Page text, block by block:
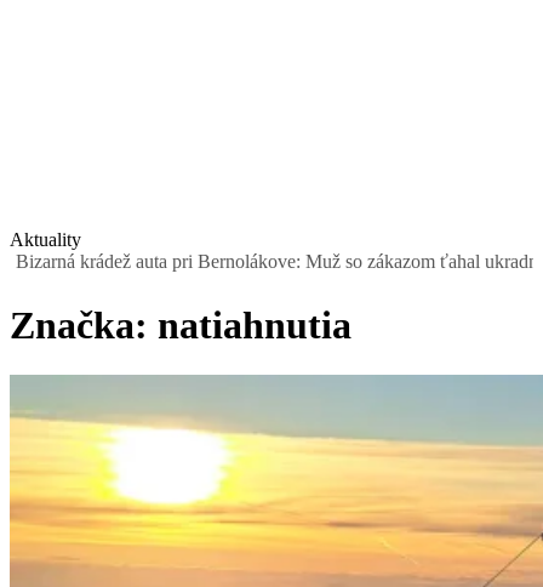
Aktuality
krádež auta pri Bernolákove: Muž so zákazom ťahal ukradnutý
Značka: natiahnutia